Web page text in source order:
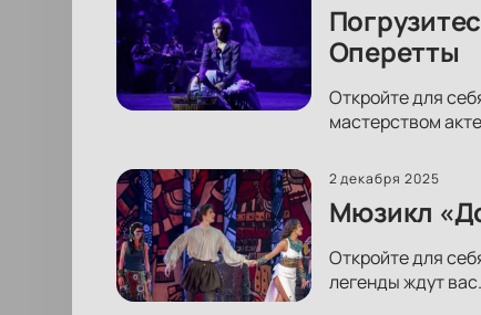
Оперетты
Откройте для
мастерством
2 декабря 2025
Мюзикл
Откройте для
легенды ждут